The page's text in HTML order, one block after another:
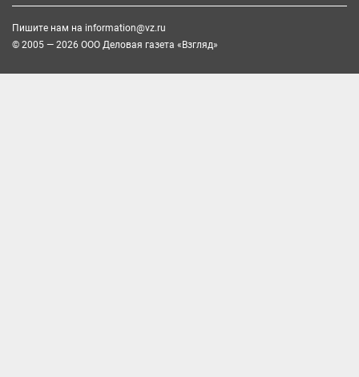
Пишите нам на information@vz.ru
© 2005 — 2026 ООО Деловая газета «Взгляд»